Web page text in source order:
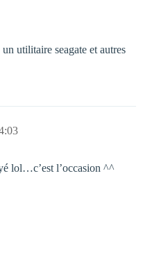
utilitaire seagate et autres
lol…c’est l’occasion ^^